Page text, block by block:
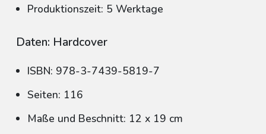
Produktionszeit: 5 Werktage
Daten: Hardcover
ISBN: 978-3-7439-5819-7
Seiten: 116
Maße und Beschnitt: 12 x 19 cm